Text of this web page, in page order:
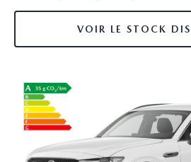
VOIR LE STOCK